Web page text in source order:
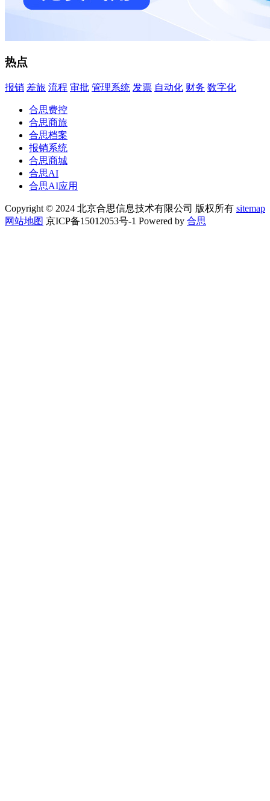
热点
报销 差旅 流程 审批 管理系统 发票 自动化 财务 数字化
合思费控
合思商旅
合思档案
报销系统
合思商城
合思AI
合思AI应用
Copyright © 2024 北京合思信息技术有限公司 版权所有 sitemap
网站地图 京ICP备15012053号-1 Powered by 合思